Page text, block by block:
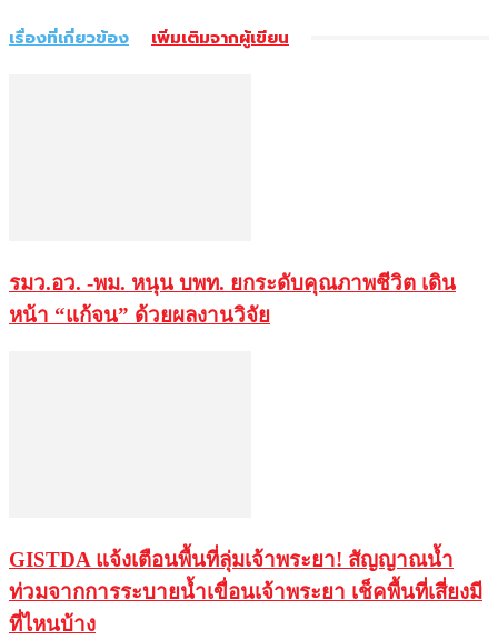
เรื่องที่เกี่ยวข้อง เพิ่มเติมจากผู้เขียน
รมว.อว. -พม. หนุน บพท. ยกระดับคุณภาพชีวิต เดิน
หน้า “แก้จน” ด้วยผลงานวิจัย
GISTDA แจ้งเตือนพื้นที่ลุ่มเจ้าพระยา! สัญญาณน้ำ
ท่วมจากการระบายน้ำเขื่อนเจ้าพระยา เช็คพื้นที่เสี่ยงมี
ที่ไหนบ้าง